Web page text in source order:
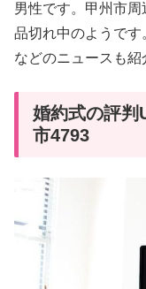
男性です。甲州市
品切れ中のようです
などのニュースも紹
婚約式の評判
市4793